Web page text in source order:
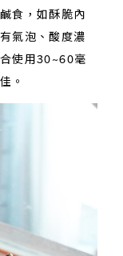
食，如酥脆內
氣泡、酸度濃
使用30~60毫
。